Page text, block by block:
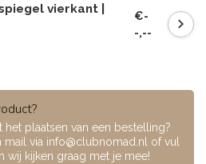
vierkant |
€-
-,--
plaatsen van een bestelling?
mail via info@clubnomad.nl of vul
wij kijken graag met je mee!